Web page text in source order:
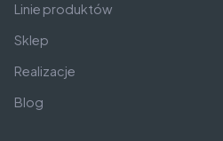
Linie produktów
Sklep
Realizacje
Blog